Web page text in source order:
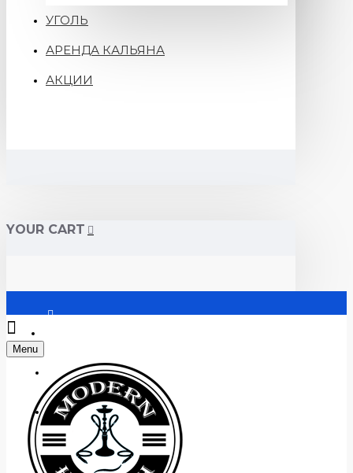
УГОЛЬ
АРЕНДА КАЛЬЯНА
АКЦИИ
YOUR CART
Регистрация
+38 (095) 945 04 33
Menu